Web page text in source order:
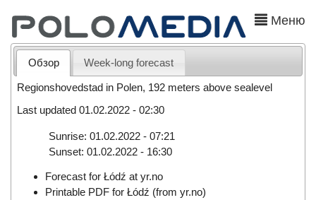
Меню
Обзор Week-long forecast
Regionshovedstad in Polen, 192 meters above sealevel
Last updated 01.02.2022 - 02:30
Sunrise: 01.02.2022 - 07:21
Sunset: 01.02.2022 - 16:30
Forecast for Łódź at yr.no
Printable PDF for Łódź (from yr.no)